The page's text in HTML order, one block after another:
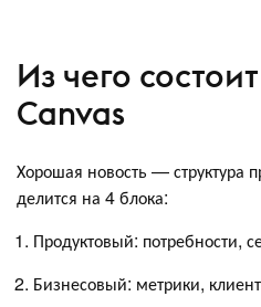
Из чего
Canvas
Хорошая новость — структура
делится на 4 блока:
Продуктовый: потребности,
Бизнесовый: метрики,